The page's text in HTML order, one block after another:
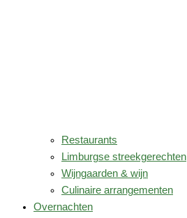
Restaurants
Limburgse streekgerechten
Wijngaarden & wijn
Culinaire arrangementen
Overnachten